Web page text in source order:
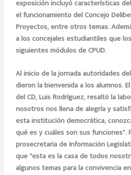
exposición incluyó características
el funcionamiento del Concejo
Proyectos, entre otros temas.
a los concejales estudiantiles que
siguientes módulos de CPUD.
Al inicio de la jornada autoridades
dieron la bienvenida a los alumnos.
del CD, Luis Rodríguez, resaltó la
nosotros nos llena de alegría y
esta institución democrática,
qué es y cuáles son sus funciones”.
prosecretaria de Información
que “esta es la casa de todos
algunos temas para la convivencia